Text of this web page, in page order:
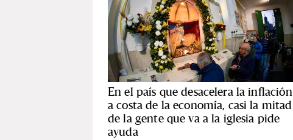
En el país que desacelera la inflación
a costa de la economía, casi la mitad
de la gente que va a la iglesia pide
ayuda